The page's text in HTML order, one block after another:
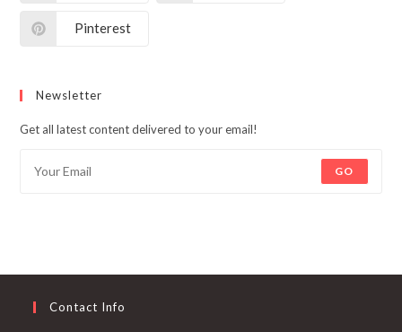
Pinterest
Newsletter
Get all latest content delivered to your email!
GO
Contact Info